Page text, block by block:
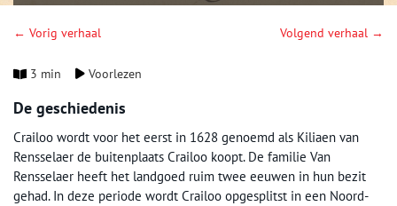
← Vorig verhaal Volgend verhaal →
3 min Voorlezen
De geschiedenis
Crailoo wordt voor het eerst in 1628 genoemd als Kiliaen van
Rensselaer de buitenplaats Crailoo koopt. De familie Van
Rensselaer heeft het landgoed ruim twee eeuwen in hun bezit
gehad. In deze periode wordt Crailoo opgesplitst in een Noord-